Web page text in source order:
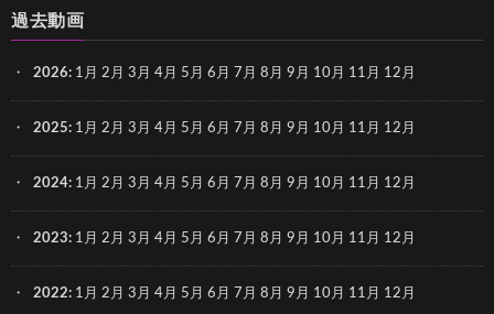
過去動画
2026: 1月 2月 3月 4月 5月 6月 7月 8月 9月 10月 11月 12月
2025: 1月 2月 3月 4月 5月 6月 7月 8月 9月 10月 11月 12月
2024: 1月 2月 3月 4月 5月 6月 7月 8月 9月 10月 11月 12月
2023: 1月 2月 3月 4月 5月 6月 7月 8月 9月 10月 11月 12月
2022: 1月 2月 3月 4月 5月 6月 7月 8月 9月 10月 11月 12月